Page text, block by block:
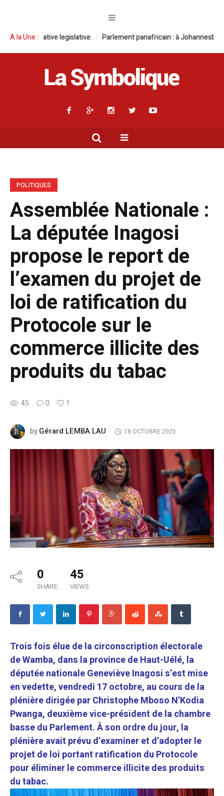
A la Une : Parlement panafricain : à Johannesburg, Aimé Boji
POLITIQUES
Assemblée Nationale :
La députée Inagosi
propose le report de
l’examen du projet de
loi de ratification du
Protocole sur le
commerce illicite des
produits du tabac
45 0 1
byGérard LEMBA LAU 18 OCTOBRE 2025
0
SHARE
45
VIEWS
Trois fois élue de la circonscription électorale
de Wamba, dans la province de Haut-Uélé, la
députée nationale Geneviève Inagosi s’est mise
en vedette, vendredi 17 octobre, au cours de la
plénière dirigée par Christophe Mboso N’Kodia
Pwanga, deuxième vice-président de la chambre
basse du Parlement. À son ordre du jour, la
plénière avait prévu d’examiner et d’adopter le
projet de loi portant ratification du Protocole
pour éliminer le commerce illicite des produits
du tabac.